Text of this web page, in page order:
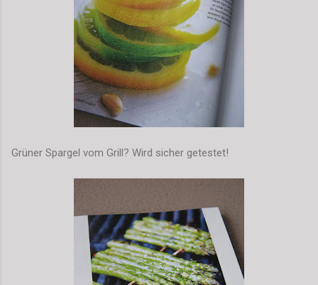
Grüner Spargel vom Grill? Wird sicher getestet!